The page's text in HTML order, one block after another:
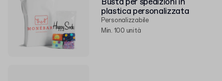
plastica personalizzata
Personalizzabile
Min. 100 unità